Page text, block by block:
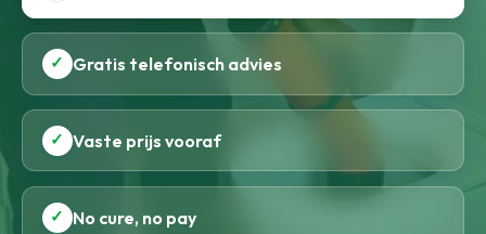
✓ Gratis telefonisch advies
✓ Vaste prijs vooraf
✓ No cure, no pay